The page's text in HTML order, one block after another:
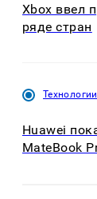
Xbox ввел
ряде стран
Технологии
Huawei
MateBook